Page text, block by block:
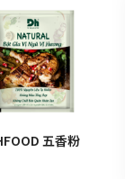
五香粉